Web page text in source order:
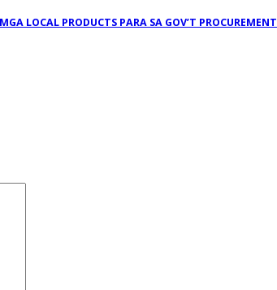
LOCAL PRODUCTS PARA SA GOV’T PROCUREMENT